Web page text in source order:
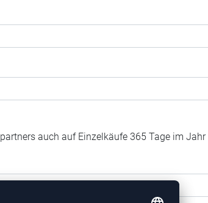
auch auf Einzelkäufe 365 Tage im Jahr